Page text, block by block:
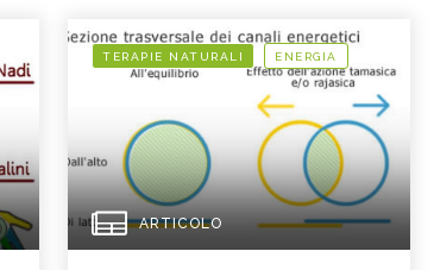
TERAPIE NATURALI ENERGIA
ARTICOLO